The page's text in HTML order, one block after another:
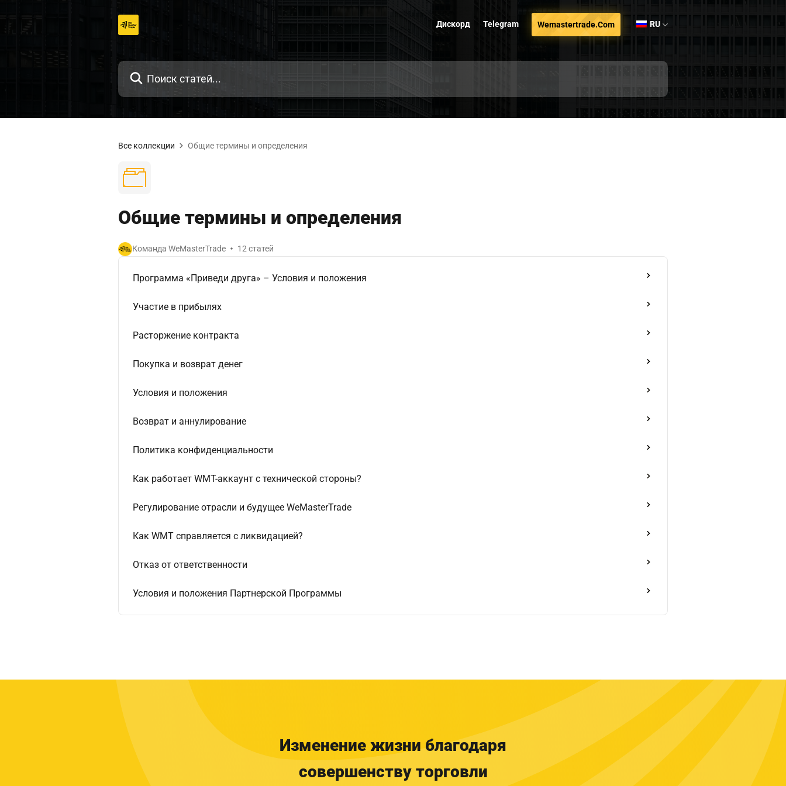
Дискорд Telegram Wemastertrade.com RU
Все коллекции Общие термины и определения
Общие термины и определения
Команда WeMasterTrade 12 статей
Программа «Приведи друга» – Условия и положения
Участие в прибылях
Расторжение контракта
Покупка и возврат денег
Условия и положения
Возврат и аннулирование
Политика конфиденциальности
Как работает WMT-аккаунт с технической стороны?
Регулирование отрасли и будущее WeMasterTrade
Как WMT справляется с ликвидацией?
Отказ от ответственности
Условия и положения Партнерской Программы
Изменение жизни благодаря
совершенству торговли